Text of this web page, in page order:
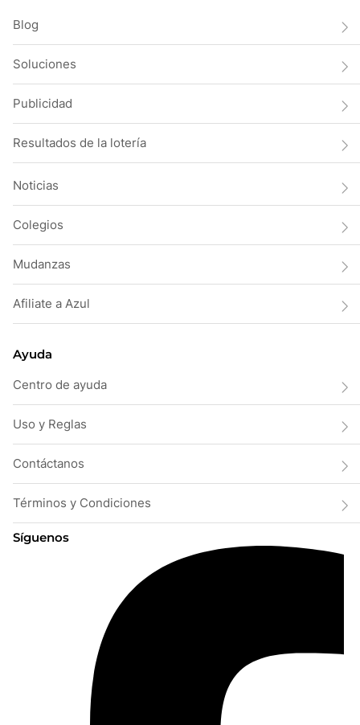
Blog
Soluciones
Publicidad
Resultados de la lotería
Noticias
Colegios
Mudanzas
Afiliate a Azul
Ayuda
Centro de ayuda
Uso y Reglas
Contáctanos
Términos y Condiciones
Síguenos